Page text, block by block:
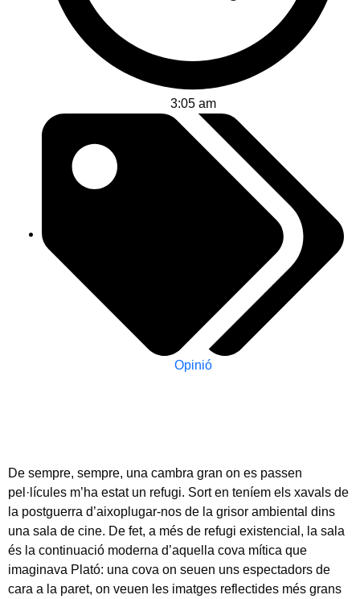
3:05 am
Opinió
De sempre, sempre, una cambra gran on es passen
pel·lícules m’ha estat un refugi. Sort en teníem els xavals de
la postguerra d’aixoplugar-nos de la grisor ambiental dins
una sala de cine. De fet, a més de refugi existencial, la sala
és la continuació moderna d’aquella cova mítica que
imaginava Plató: una cova on seuen uns espectadors de
cara a la paret, on veuen les imatges reflectides més grans